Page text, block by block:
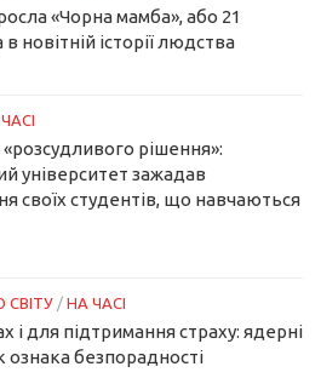
«Чорна мамба», або 21
новітній історії людства
рішення»:
університет зажадав
своїх студентів, що навчаються
СВІТУ / НА ЧАСІ
і для підтримання страху: ядерні
ознака безпорадності